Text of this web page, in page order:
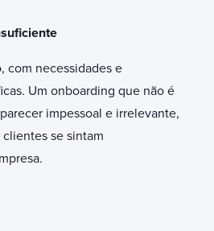
com necessidades e
Um onboarding que não é
impessoal e irrelevante,
se sintam